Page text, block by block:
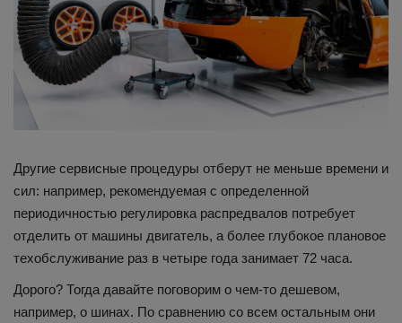
Другие сервисные процедуры отберут не меньше времени и
сил: например, рекомендуемая с определенной
периодичностью регулировка распредвалов потребует
отделить от машины двигатель, а более глубокое плановое
техобслуживание раз в четыре года занимает 72 часа.
Дорого? Тогда давайте поговорим о чем-то дешевом,
например, о шинах. По сравнению со всем остальным они